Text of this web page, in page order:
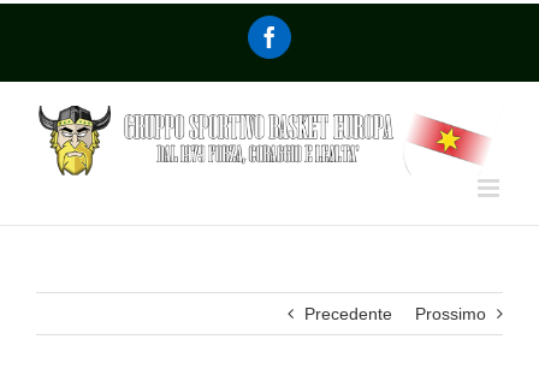
Precedente Prossimo